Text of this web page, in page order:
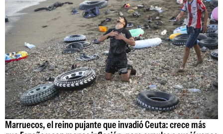
Marruecos, el reino pujante que invadió Ceuta: crece más